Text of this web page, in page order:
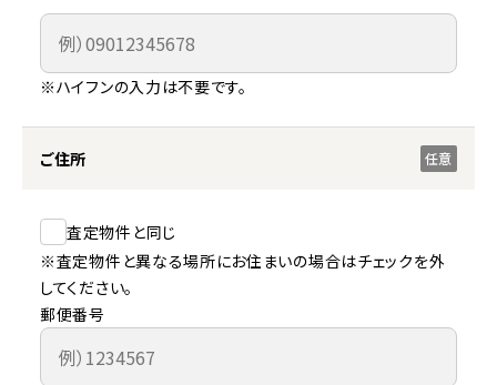
※ハイフンの入力は不要です。
ご住所 任意
査定物件と同じ
※査定物件と異なる場所にお住まいの場合はチェックを外
してください。
郵便番号